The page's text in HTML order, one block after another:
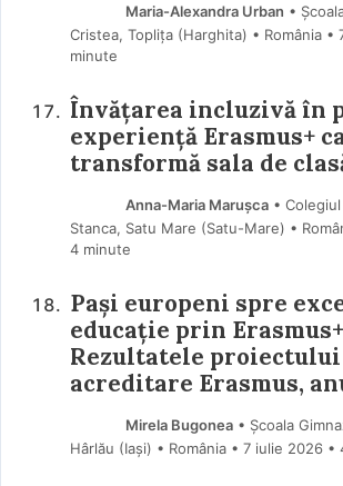
Maria-Alexandra Urban •
Cristea, Toplița (Harghita) • România
minute
Învățarea incluzivă în
experiență Erasmus+
transformă sala de
Anna-Maria Marușca• Colegiul
Stanca, Satu Mare (Satu-Mare) •
4 minute
Pași europeni spre
educație prin
Rezultatele proiectului
acreditare Erasmus,
Mirela Bugonea• Școala
Hârlău (Iaşi) • România
7 iulie 2026 •